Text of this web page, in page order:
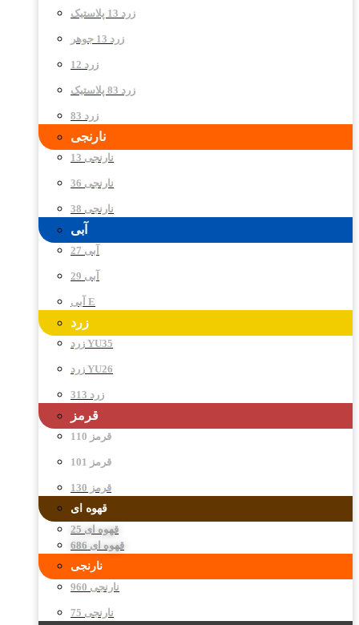
زرد 13 پلاستیک
زرد 13 جوهر
زرد 12
زرد 83 پلاستیک
زرد 83
نارنجی
نارنجی 13
نارنجی 36
نارنجی 38
آبی
آبی 27
آبی 29
آبی E
زرد
زرد YU35
زرد YU26
زرد 313
قرمز
قرمز 110
قرمز 101
قرمز 130
قهوه ای
قهوه ای 25
قهوه ای 686
نارنجی
نارنجی 960
نارنجی 75